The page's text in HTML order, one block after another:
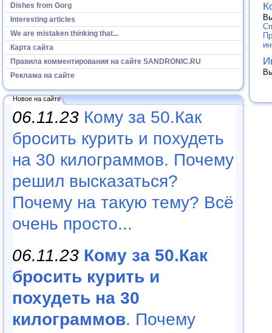
Dishes from Gorg
Interesting articles
We are mistaken thinking that...
Карта сайта
Правила комментирования на сайте SANDRONIC.RU
Реклама на сайте
Новое на сайте
06.11.23 Кому за 50.Как
бросить курить и похудеть
на 30 килограммов. Почему
решил высказаться?
Почему на такую тему? Всё
очень просто...
06.11.23 Кому за 50.Как
бросить курить и
похудеть на 30
килограммов. Почему